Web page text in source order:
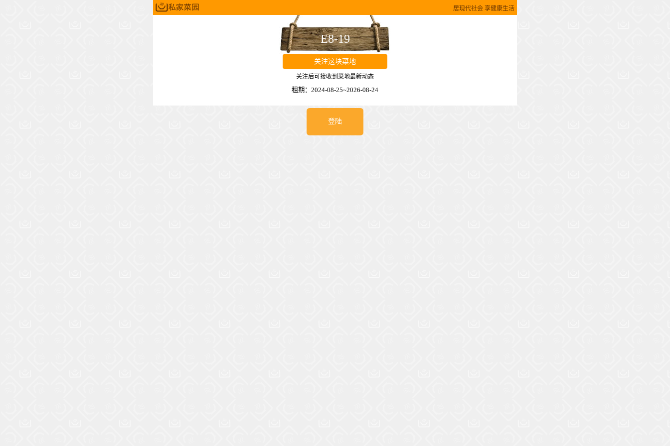
居现代社会 享健康生活
E8-19
关注这块菜地
关注后可接收到菜地最新动态
租期：2024-08-25~2026-08-24
登陆